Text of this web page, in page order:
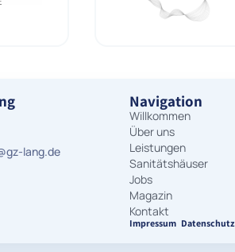
lang.de
Navigation
Willkommen
Über uns
Leistungen
Sanitätshäuser
Jobs
Magazin
Kontakt
Impressum Datenschutz